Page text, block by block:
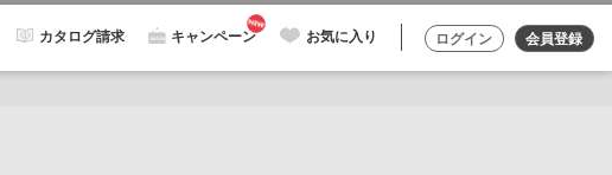
カタログ請求 キャンペーン お気に入り ログイン 会員登録